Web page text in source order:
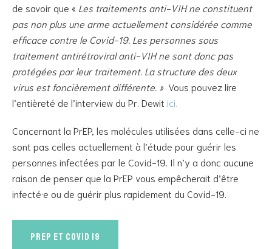
de savoir que « Les traitements anti-VIH ne constituent
pas non plus une arme actuellement considérée comme
efficace contre le Covid-19. Les personnes sous
traitement antirétroviral anti-VIH ne sont donc pas
protégées par leur traitement. La structure des deux
virus est foncièrement différente. » Vous pouvez lire
l’entièreté de l’interview du Pr. Dewit ici.
Concernant la PrEP, les molécules utilisées dans celle-ci ne
sont pas celles actuellement à l’étude pour guérir les
personnes infectées par le Covid-19. Il n’y a donc aucune
raison de penser que la PrEP vous empêcherait d’être
infecté·e ou de guérir plus rapidement du Covid-19.
PrEP et COVID 19